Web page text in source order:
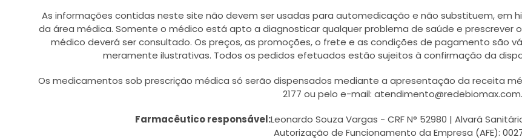
As informações contidas neste site não devem ser usadas para automedicação e não substituem, em
da área médica. Somente o médico está apto a diagnosticar qualquer problema de saúde e prescrever
médico deverá ser consultado. Os preços, as promoções, o frete e as condições de pagamento são
meramente ilustrativas. Todos os pedidos efetuados estão sujeitos à confirmação da
Os medicamentos sob prescrição médica só serão dispensados mediante a apresentação da receita
2177 ou pelo e-mail:
Farmacêutico responsável:Leonardo Souza Vargas - CRF N° 52980 | Alvará
Autorização de Funcionamento da Empresa (AFE):